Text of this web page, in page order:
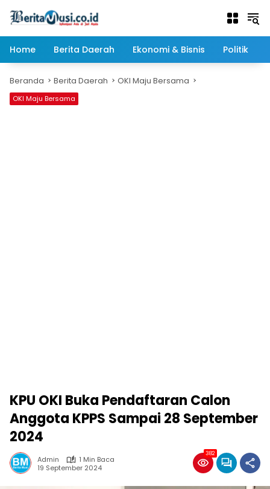
Home
Berita Daerah Ekonomi & Bisnis Politik
Beranda Berita Daerah OKI Maju Bersama
OKI Maju Bersama
KPU OKI Buka Pendaftaran Calon
Anggota KPPS Sampai 28 September
2024
Admin
1 Min Baca
19 September 2024
382